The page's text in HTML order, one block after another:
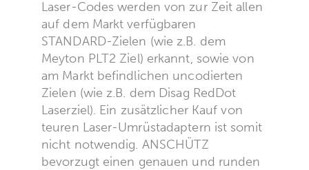
Laser-Codes werden von zur Zeit allen
auf dem Markt verfügbaren
STANDARD-Zielen (wie z.B. dem
Meyton PLT2 Ziel) erkannt, sowie von
am Markt befindlichen uncodierten
Zielen (wie z.B. dem Disag RedDot
Laserziel). Ein zusätzlicher Kauf von
teuren Laser-Umrüstadaptern ist somit
nicht notwendig. ANSCHÜTZ
bevorzugt einen genauen und runden